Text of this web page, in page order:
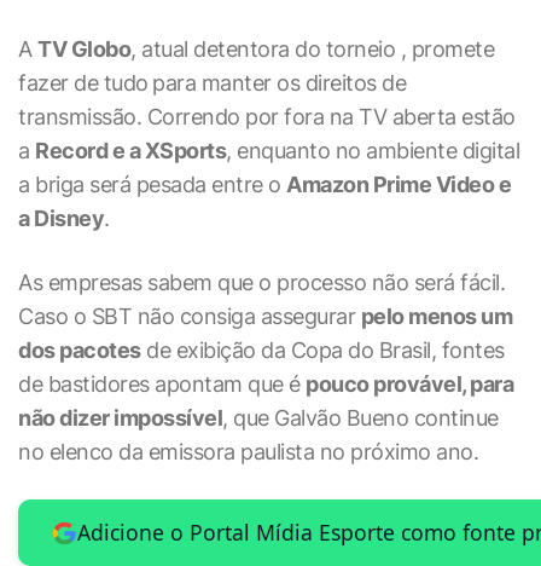
A TV Globo, atual detentora do torneio , promete
fazer de tudo para manter os direitos de
transmissão. Correndo por fora na TV aberta estão
a Record e a XSports, enquanto no ambiente digital
a briga será pesada entre o Amazon Prime Video e
a Disney.
As empresas sabem que o processo não será fácil.
Caso o SBT não consiga assegurar pelo menos um
dos pacotesde exibição da Copa do Brasil, fontes
de bastidores apontam que é pouco provável, para
não dizer impossível, que Galvão Bueno continue
no elenco da emissora paulista no próximo ano.
Adicione o Portal Mídia Esporte como fonte